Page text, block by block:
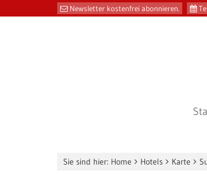
Newsletter kostenfrei abonnieren.
Sie sind hier: Home Hotels Karte